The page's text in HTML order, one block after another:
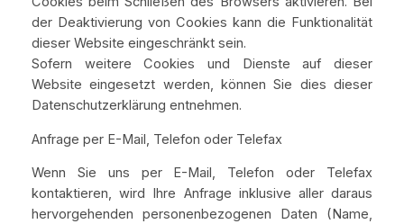
der Deaktivierung von Cookies kann die Funktionalität
dieser Website eingeschränkt sein.
Sofern weitere Cookies und Dienste auf dieser
Website eingesetzt werden, können Sie dies dieser
Datenschutzerklärung entnehmen.
Anfrage per E-Mail, Telefon oder Telefax
Wenn Sie uns per E-Mail, Telefon oder Telefax
kontaktieren, wird Ihre Anfrage inklusive aller daraus
hervorgehenden personenbezogenen Daten (Name,